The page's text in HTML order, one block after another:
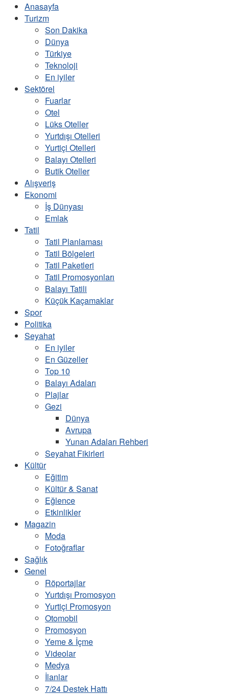
Anasayfa
Turizm
Son Dakika
Dünya
Türkiye
Teknoloji
En iyiler
Sektörel
Fuarlar
Otel
Lüks Oteller
Yurtdışı Otelleri
Yurtiçi Otelleri
Balayı Otelleri
Butik Oteller
Alışveriş
Ekonomi
İş Dünyası
Emlak
Tatil
Tatil Planlaması
Tatil Bölgeleri
Tatil Paketleri
Tatil Promosyonları
Balayı Tatili
Küçük Kaçamaklar
Spor
Politika
Seyahat
En iyiler
En Güzeller
Top 10
Balayı Adaları
Plajlar
Gezi
Dünya
Avrupa
Yunan Adaları Rehberi
Seyahat Fikirleri
Kültür
Eğitim
Kültür & Sanat
Eğlence
Etkinlikler
Magazin
Moda
Fotoğraflar
Sağlık
Genel
Röportajlar
Yurtdışı Promosyon
Yurtiçi Promosyon
Otomobil
Promosyon
Yeme & İçme
Videolar
Medya
İlanlar
7/24 Destek Hattı